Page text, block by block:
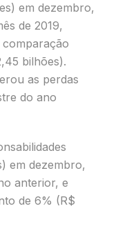
em dezembro,
de 2019,
bilhões).
as perdas
do ano
em dezembro,
anterior, e
de 6% (R$